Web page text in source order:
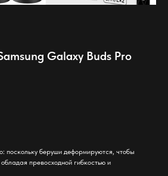
Galaxy Buds Pro
поскольку беруши деформируются, чтобы
превосходной гибкостью и